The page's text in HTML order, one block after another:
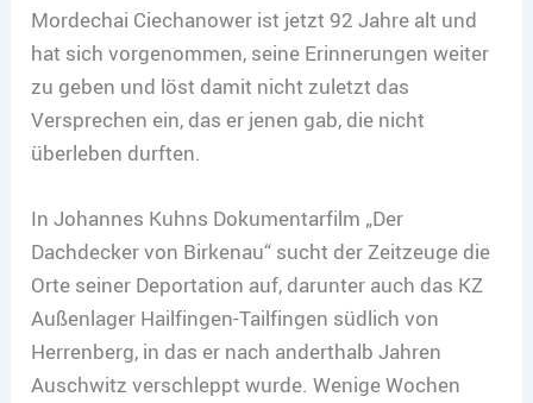
Mordechai Ciechanower ist jetzt 92 Jahre alt und
hat sich vorgenommen, seine Erinnerungen weiter
zu geben und löst damit nicht zuletzt das
Versprechen ein, das er jenen gab, die nicht
überleben durften.
In Johannes Kuhns Dokumentarfilm „Der
Dachdecker von Birkenau“ sucht der Zeitzeuge die
Orte seiner Deportation auf, darunter auch das KZ
Außenlager Hailfingen-Tailfingen südlich von
Herrenberg, in das er nach anderthalb Jahren
Auschwitz verschleppt wurde. Wenige Wochen